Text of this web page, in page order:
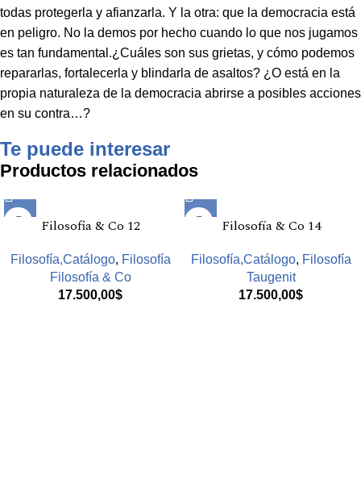
todas protegerla y afianzarla. Y la otra: que la democracia está
en peligro. No la demos por hecho cuando lo que nos jugamos
es tan fundamental.¿Cuáles son sus grietas, y cómo podemos
repararlas, fortalecerla y blindarla de asaltos? ¿O está en la
propia naturaleza de la democracia abrirse a posibles acciones
en su contra…?
Te puede interesar
Productos relacionados
Filosofia & Co 12
Filosofía,Catálogo, Filosofía
Filosofía & Co
17.500,00$
Filosofía & Co 14
Filosofía,Catálogo, Filosofía
Taugenit
17.500,00$